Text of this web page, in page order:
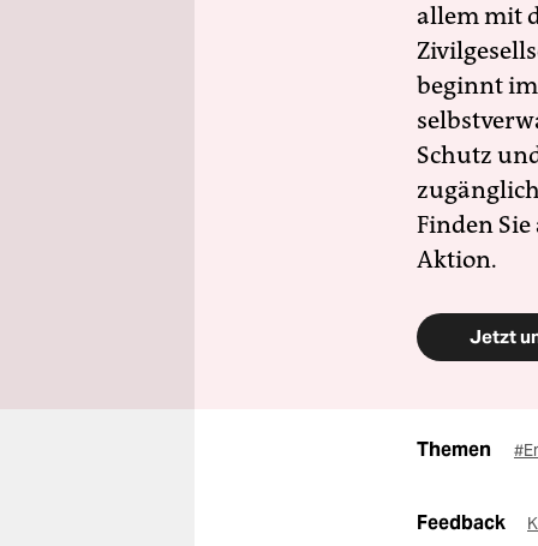
allem mit
beginnt
Schutz
Finden
Aktion.
Jetzt
Themen
Feedback